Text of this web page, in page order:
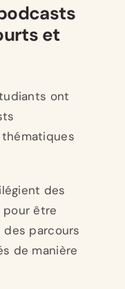
et
ont
des
être
parcours
de manière